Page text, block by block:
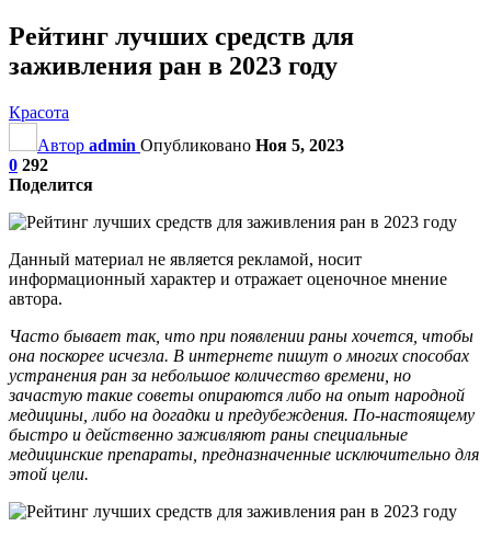
Рейтинг лучших средств для
заживления ран в 2023 году
Красота
Автор admin Опубликовано Ноя 5, 2023
0 292
Поделится
Данный материал не является рекламой, носит
информационный характер и отражает оценочное мнение
автора.
Часто бывает так, что при появлении раны хочется, чтобы
она поскорее исчезла. В интернете пишут о многих способах
устранения ран за небольшое количество времени, но
зачастую такие советы опираются либо на опыт народной
медицины, либо на догадки и предубеждения. По-настоящему
быстро и действенно заживляют раны специальные
медицинские препараты, предназначенные исключительно для
этой цели.